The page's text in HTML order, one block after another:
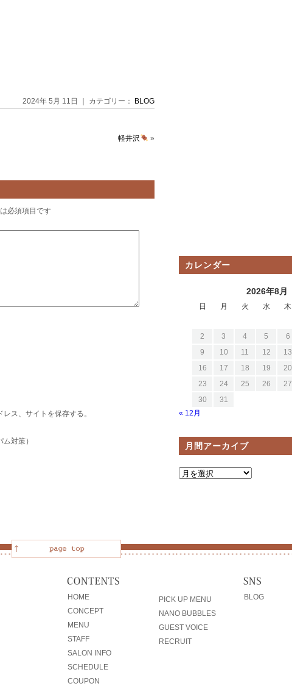
2024年 5月 11日 ｜ カテゴリー： BLOG
軽井沢 »
必須項目です
ス、サイトを保存する。
対策）
カレンダー
2026年8月
日 月 火 水 木
2
3 4 5 6
9
10 11 12 13
16
17 18 19 20
23
24 25 26 27
30
31
« 12月
月間アーカイブ
HOME
CONCEPT
MENU
STAFF
SALON INFO
SCHEDULE
COUPON
PICK UP MENU
NANO BUBBLES
GUEST VOICE
RECRUIT
BLOG